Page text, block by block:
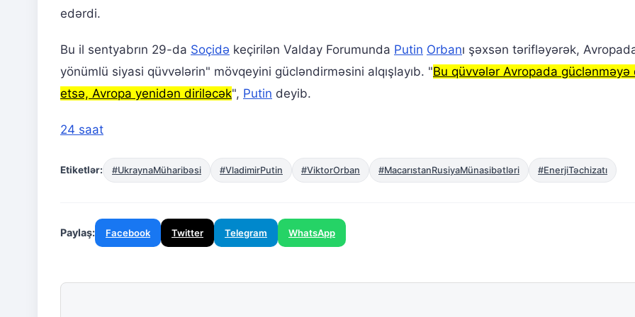
edərdi.
Bu il sentyabrın 29-da Soçidə keçirilən Valday Forumunda Putin Orbanı şəxsən tərifləyərək,
yönümlü siyasi qüvvələrin" mövqeyini gücləndirməsini alqışlayıb. "Bu qüvvələr Avropada güclənməyə
etsə, Avropa yenidən diriləcək", Putin deyib.
24 saat
Etiketlər: #UkraynaMüharibəsi #VladimirPutin #ViktorOrban #MacarıstanRusiyaMünasibətləri #EnerjiTəchizatı
Paylaş: Facebook Twitter Telegram WhatsApp